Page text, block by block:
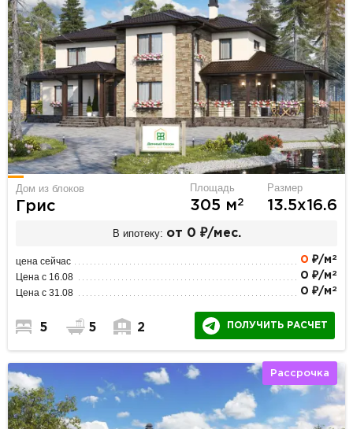
Дом из блоков
Грис
Площадь
305 м2
Размер
13.5х16.6
В ипотеку: от 0 ₽/мес.
цена сейчас 0 ₽/м 2
Цена с 16.08 0 ₽/м 2
Цена с 31.08 0 ₽/м 2
5 5 2 ПОЛУЧИТЬ РАСЧЕТ
Рассрочка